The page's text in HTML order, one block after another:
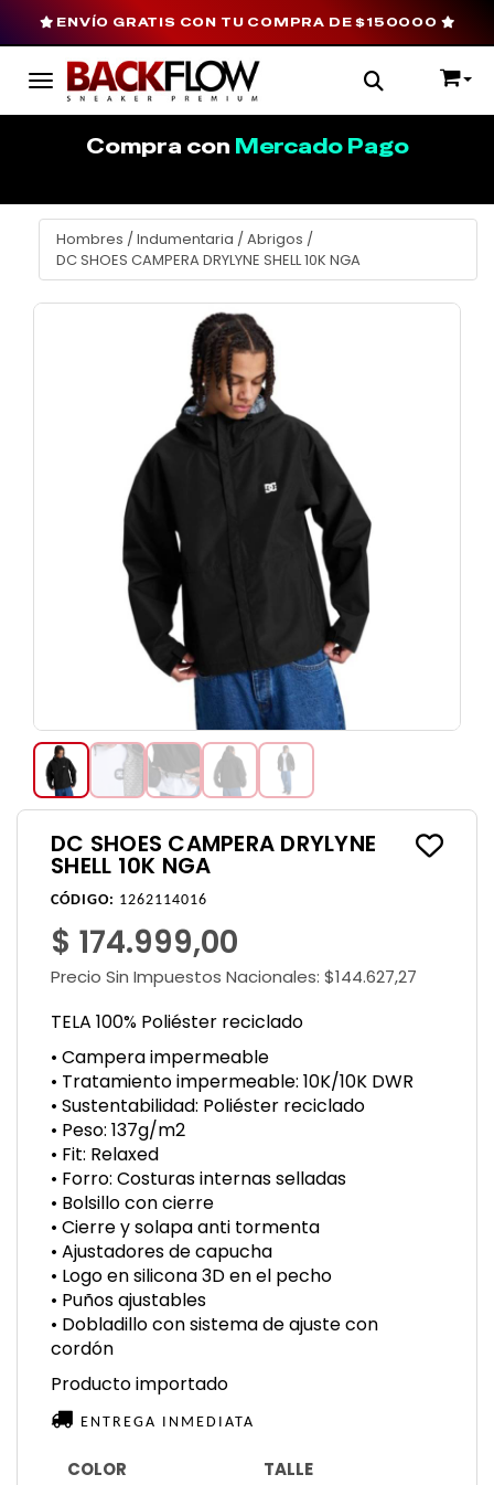
Toggle navigation
ENVÍO GRATIS CON TU COMPRA DE $150000
Compra con Mercado Pago
Hombres / Indumentaria / Abrigos /
DC SHOES CAMPERA DRYLYNE SHELL 10K NGA
DC SHOES CAMPERA DRYLYNE
SHELL 10K NGA
CÓDIGO: 1262114016
$ 174.999,00
Precio Sin Impuestos Nacionales: $144.627,27
TELA 100% Poliéster reciclado
• Campera impermeable
• Tratamiento impermeable: 10K/10K DWR
• Sustentabilidad: Poliéster reciclado
• Peso: 137g/m2
• Fit: Relaxed
• Forro: Costuras internas selladas
• Bolsillo con cierre
• Cierre y solapa anti tormenta
• Ajustadores de capucha
• Logo en silicona 3D en el pecho
• Puños ajustables
• Dobladillo con sistema de ajuste con
cordón
Producto importado
ENTREGA INMEDIATA
COLOR TALLE